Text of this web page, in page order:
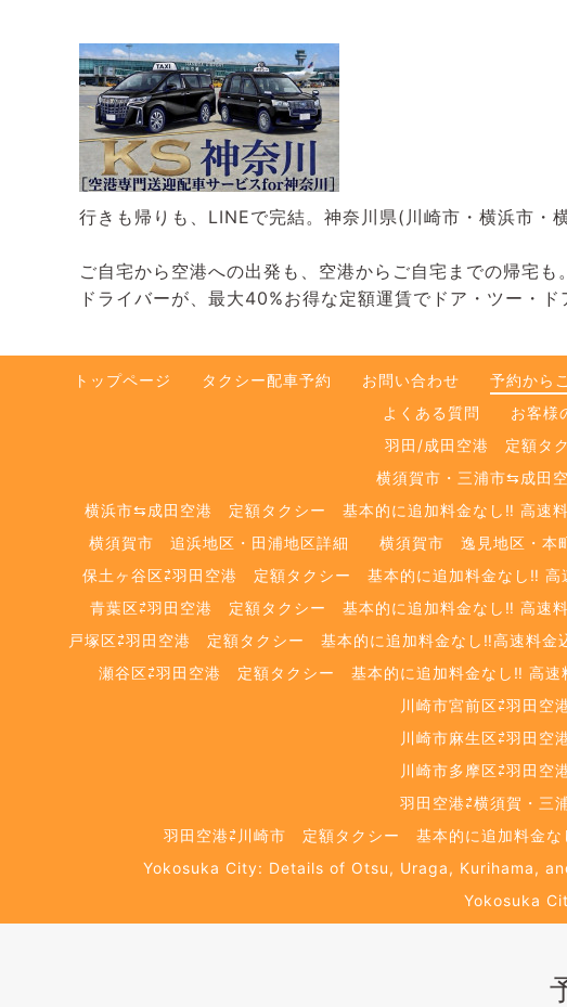
行きも帰りも、LINEで完結。神奈川県(川崎市・横浜市
ご自宅から空港への出発も、空港からご自宅までの帰宅
ドライバーが、最大40%お得な定額運賃でドア・ツー・ド
トップページ タクシー配車予約 お問い合わせ 予約から
よくある質問
お客様
羽田/成田空港 定額タ
横須賀市・三浦市⇆成田
横浜市⇆成田空港 定額タクシー 基本的に追加料金なし‼️ 高速
横須賀市 追浜地区・田浦地区詳細
横須賀市 逸見地区・本
保土ヶ谷区⇄羽田空港 定額タクシー 基本的に追加料金なし‼️ 高
青葉区⇄羽田空港 定額タクシー 基本的に追加料金なし‼️ 高速
戸塚区⇄羽田空港 定額タクシー 基本的に追加料金なし‼️高速料金
瀬谷区⇄羽田空港 定額タクシー 基本的に追加料金なし‼️ 高速
川崎市宮前区⇄羽田
川崎市麻生区⇄羽田
川崎市多摩区⇄羽田
羽田空港⇄横須賀・
羽田空港⇄川崎市 定額タクシー 基本的に追加料金な
Yokosuka City: Details of Otsu, Uraga, Kurihama,
Yokosuka